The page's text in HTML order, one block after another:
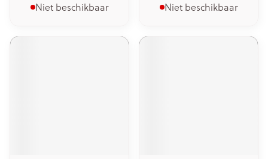
Niet beschikbaar Niet beschikbaar